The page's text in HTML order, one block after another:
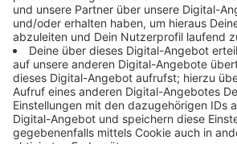
Weitere Links zum Thema Urlaub in
Party auf Mallorca schockt die
Insel!
Anzeige